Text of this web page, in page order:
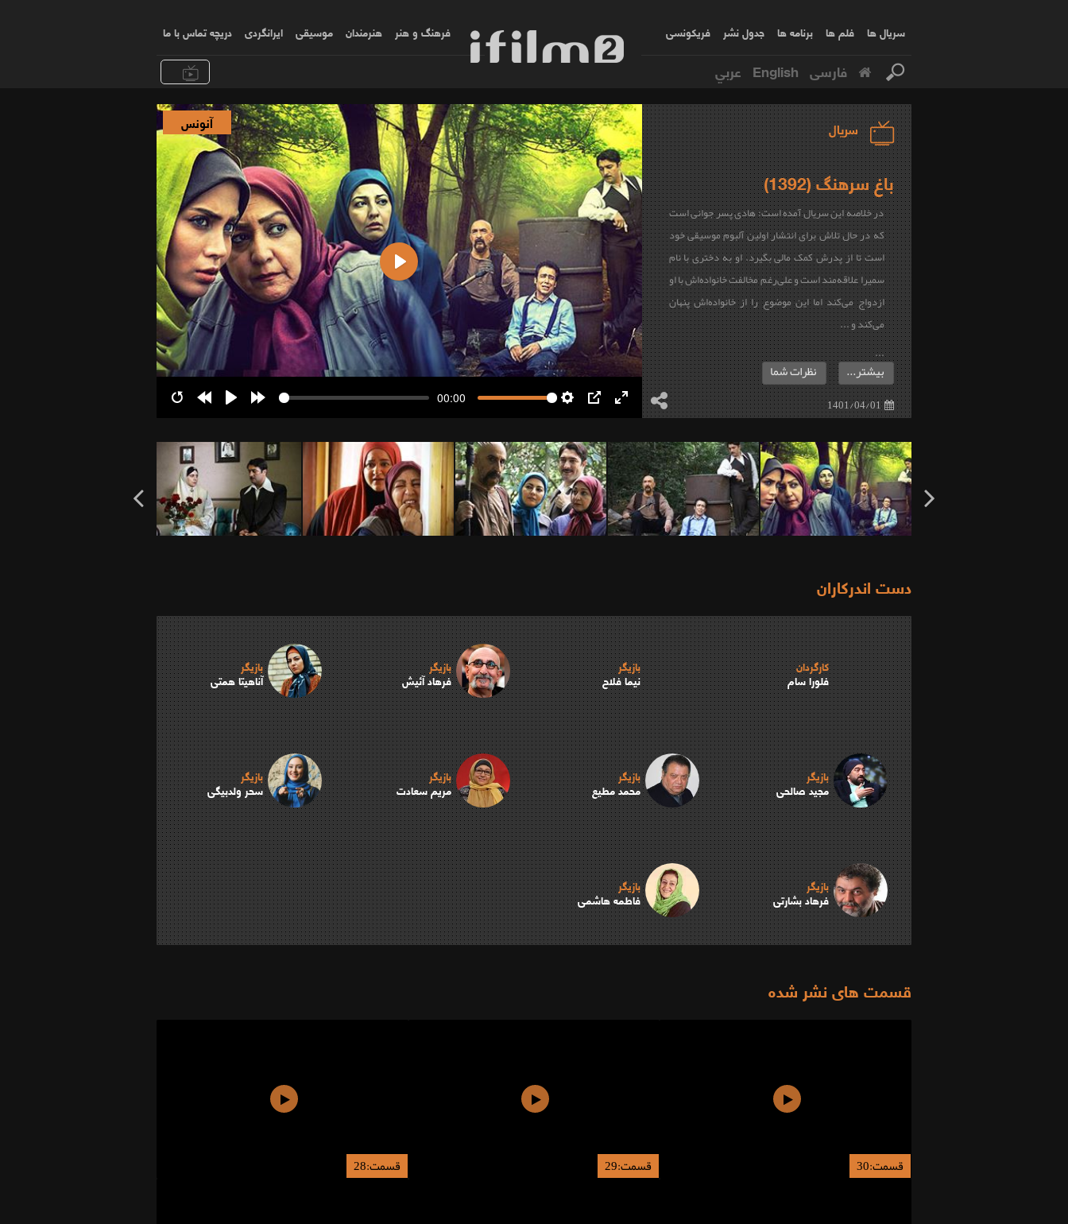
سریال ها فلم ها برنامه ها جدول نشر فریکونسی فرهنگ و هنر هنرمندان موسیقی ایرانگردی دریچه تماس با ما
فارسی English عربي
سریال
باغ سرهنگ (1392)
در خلاصه این سریال آمده است: هادی پسر جوانی است
که در حال تلاش برای انتشار اولین آلبوم موسیقی خود
است تا از پدرش کمک مالی بگیرد. او به دختری با نام
سمیرا علاقه‌مند است و علی‌رغم مخالفت خانواده‌اش با او
ازدواج می‌کند اما این موضوع را از خانواده‌اش پنهان
می‌کند و ...
...
1401/04/01
بیشتر... نظرات شما
00:00
Enter
fullscreen
Play
آنونس
دست اندرکاران
کارگردان
فلورا سام
بازیگر
نیما فلاح
بازیگر
فرهاد آئیش
بازیگر
آناهیتا همتی
بازیگر
مجید صالحی
بازیگر
محمد مطیع
بازیگر
مریم سعادت
بازیگر
سحر ولدبیگی
بازیگر
فرهاد بشارتی
بازیگر
فاطمه هاشمی
قسمت های نشر شده
قسمت:30 قسمت:29 قسمت:28